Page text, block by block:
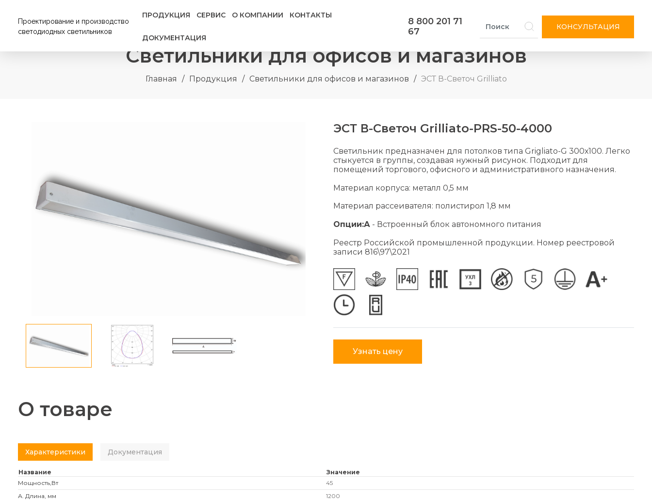
Проектирование и производство
светодиодных светильников
ПРОДУКЦИЯ СЕРВИС О КОМПАНИИ КОНТАКТЫ
ДОКУМЕНТАЦИЯ
8 800 201 71
67
КОНСУЛЬТАЦИЯ
Светильники для офисов и магазинов
Главная / Продукция / Светильники для офисов и магазинов / ЭСТ В-Светоч Grilliato
ЭСТ В-Светоч Grilliato-PRS-50-4000
Светильник предназначен для потолков типа Grigliato-G 300х100. Легко
стыкуется в группы, создавая нужный рисунок. Подходит для
помещений торгового, офисного и административного назначения.
Материал корпуса: металл 0,5 мм
Материал рассеивателя: полистирол 1,8 мм
Опции:А - Встроенный блок автономного питания
Реестр Российской промышленной продукции. Номер реестровой
записи 816\97\2021
Узнать цену
О товаре
Характеристики Документация
Название
Значение
Мощность,Вт
45
А. Длина, мм
1200